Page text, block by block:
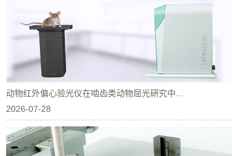
动物红外偏心验光仪在啮齿类动物屈光研究中...
2026-07-28